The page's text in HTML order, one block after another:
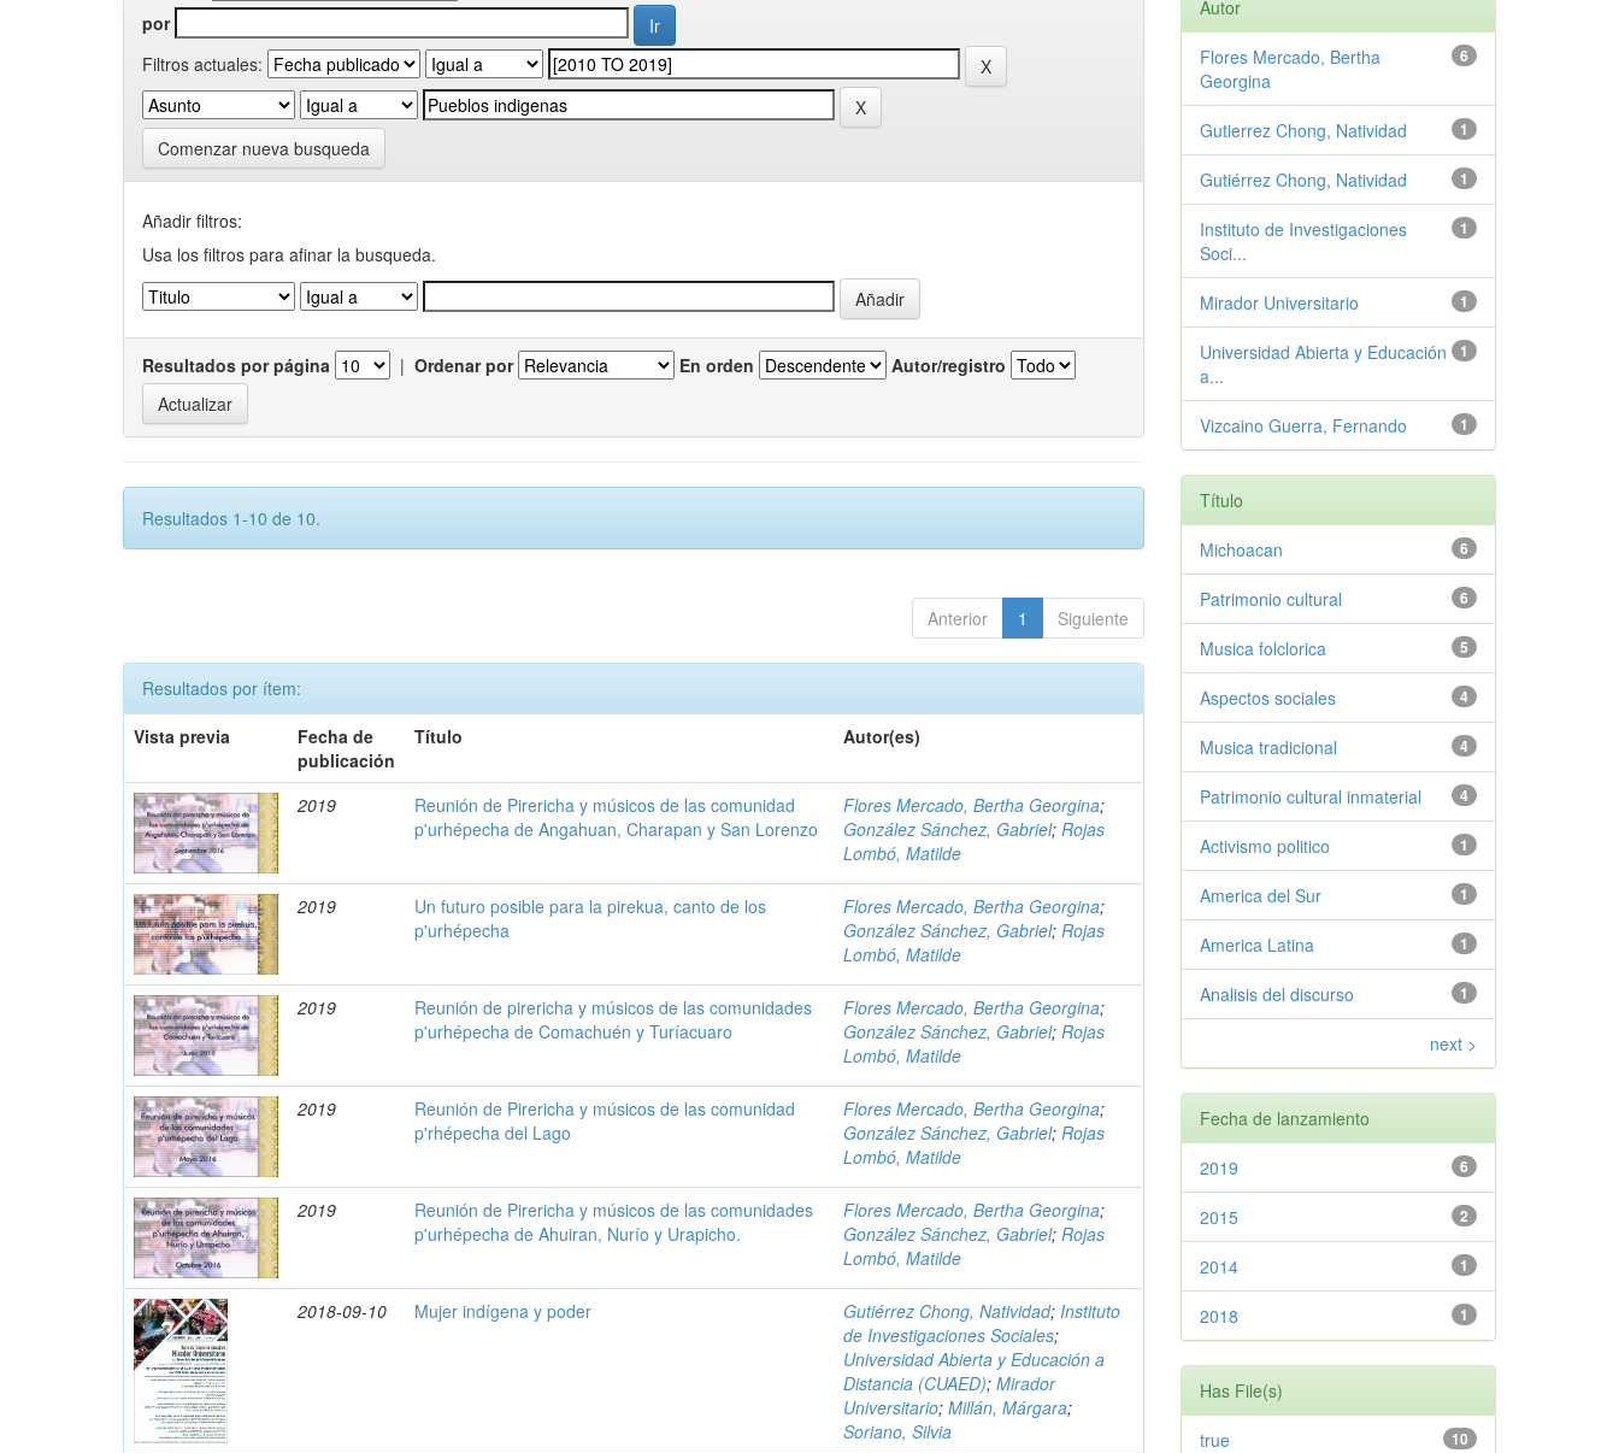
por
Filtros actuales:
Comenzar nueva busqueda
Añadir filtros:
Usa los filtros para afinar la busqueda.
Resultados por página | Ordenar por En orden Autor/registro
Resultados 1-10 de 10.
Anterior 1 Siguiente
Resultados por ítem:
Vista previa
Fecha de
publicación
Título Autor(es)
2019
Reunión de Pirericha y músicos de las comunidad
p'urhépecha de Angahuan, Charapan y San Lorenzo
Flores Mercado, Bertha Georgina;
González Sánchez, Gabriel;Rojas
Lombó, Matilde
2019
Un futuro posible para la pirekua, canto de los
p'urhépecha
Flores Mercado, Bertha Georgina;
González Sánchez, Gabriel;Rojas
Lombó, Matilde
2019
Reunión de pirericha y músicos de las comunidades
p'urhépecha de Comachuén y Turíacuaro
Flores Mercado, Bertha Georgina;
González Sánchez, Gabriel;Rojas
Lombó, Matilde
2019
Reunión de Pirericha y músicos de las comunidad
p'rhépecha del Lago
Flores Mercado, Bertha Georgina;
González Sánchez, Gabriel;Rojas
Lombó, Matilde
2019
Reunión de Pirericha y músicos de las comunidades
p'urhépecha de Ahuiran, Nurío y Urapicho.
Flores Mercado, Bertha Georgina;
González Sánchez, Gabriel;Rojas
Lombó, Matilde
2018-09-10 Mujer indígena y poder Gutiérrez Chong, Natividad;Instituto
de Investigaciones Sociales;
Universidad Abierta y Educación a
Distancia (CUAED);Mirador
Universitario;Millán, Márgara;
Soriano, Silvia
Autor
6
Flores Mercado, Bertha
Georgina
1
Gutierrez Chong, Natividad
1
Gutiérrez Chong, Natividad
1
Instituto de Investigaciones
Soci...
1
Mirador Universitario
1
Universidad Abierta y Educación
a...
1
Vizcaino Guerra, Fernando
Título
6
Michoacan
6
Patrimonio cultural
5
Musica folclorica
4
Aspectos sociales
4
Musica tradicional
4
Patrimonio cultural inmaterial
1
Activismo politico
1
America del Sur
1
America Latina
1
Analisis del discurso
next >
Fecha de lanzamiento
6
2019
2
2015
1
2014
1
2018
Has File(s)
10
true